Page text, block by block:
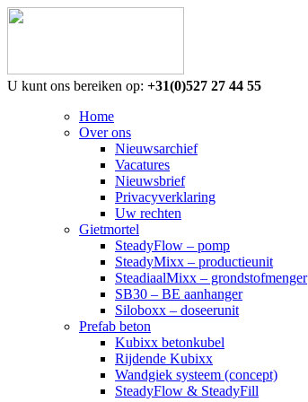
U kunt ons bereiken op: +31(0)527 27 44 55
Home
Over ons
Nieuwsarchief
Vacatures
Nieuwsbrief
Privacyverklaring
Uw rechten
Gietmortel
SteadyFlow – pomp
SteadyMixx – productieunit
SteadiaalMixx – grondstofmenger
SB30 – BE aanhanger
Siloboxx – doseerunit
Prefab beton
Kubixx betonkubel
Rijdende Kubixx
Wandgiek systeem (concept)
SteadyFlow & SteadyFill